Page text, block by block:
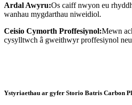
Ardal Awyru:Os caiff nwyon eu
wanhau mygdarthau niweidiol.
Ceisio Cymorth Proffesiynol:Mewn
cysylltwch â gweithwyr proffesiynol
Ystyriaethau ar gyfer Storio Batris Carbon